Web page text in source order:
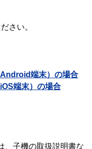
さい。
端末）の場合
端末）の場合
、子機の取扱説明書な